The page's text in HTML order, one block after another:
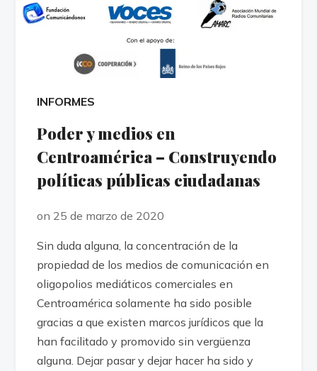
INFORMES
Poder y medios en
Centroamérica – Construyendo
políticas públicas ciudadanas
on 25 de marzo de 2020
Sin duda alguna, la concentración de la
propiedad de los medios de comunicación en
oligopolios mediáticos comerciales en
Centroamérica solamente ha sido posible
gracias a que existen marcos jurídicos que la
han facilitado y promovido sin vergüenza
alguna. Dejar pasar y dejar hacer ha sido y